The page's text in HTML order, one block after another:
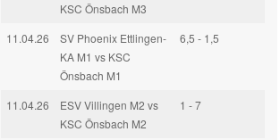
KSC Önsbach M3
11.04.26
SV Phoenix Ettlingen-
KA M1 vs KSC
Önsbach M1
6,5 - 1,5
11.04.26
ESV Villingen M2 vs
KSC Önsbach M2
1 - 7